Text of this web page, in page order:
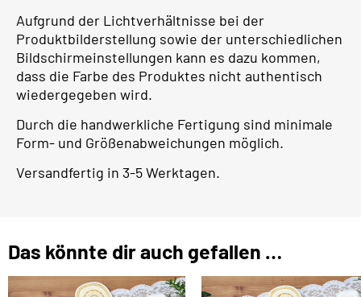
Aufgrund der Lichtverhältnisse bei der
Produktbilderstellung sowie der unterschiedlichen
Bildschirmeinstellungen kann es dazu kommen,
dass die Farbe des Produktes nicht authentisch
wiedergegeben wird.
Durch die handwerkliche Fertigung sind minimale
Form- und Größenabweichungen möglich.
Versandfertig in 3-5 Werktagen.
Das könnte dir auch gefallen …